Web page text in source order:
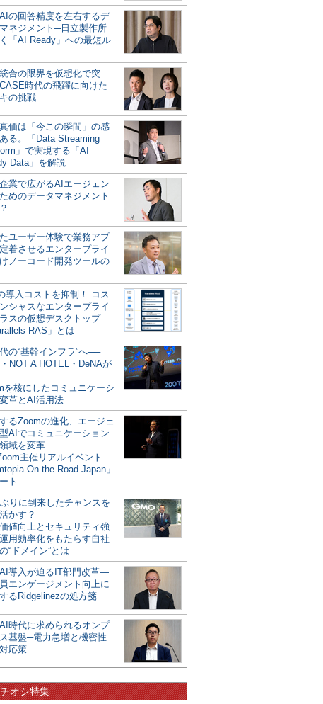
の回答精度を左右するデ
ネジメント─日立製作所
「AI Ready」への最短ル
合の限界を仮想化で突
時代の飛躍に向けた
の挑戦
価は「今この瞬間」の感
る。「Data Streaming
」で実現する「AI
Data」を解説
業で広がるAIエージェン
めのデータマネジメント
ユーザー体験で業務アプ
着させるエンタープライ
ノーコード開発ツールの
導入コストを抑制！ コス
シャスなエンタープライ
スの仮想デスクトップ
RAS」とは
の“基幹インフラ”へ──
NOT A HOTEL・DeNAが
を核にしたコミュニケーシ
革とAI活用法
るZoomの進化、エージェ
AIでコミュニケーション
域を変革
主催リアルイベント
On the Road Japan」
ト
りに到来したチャンスを
かす？
値向上とセキュリティ強
用効率化をもたらす自社
“ドメイン”とは
導入が迫るIT部門改革―
エンゲージメント向上に
るRidgelinezの処方箋
時代に求められるオンプ
基盤─電力急増と機密性
応策
オシ特集